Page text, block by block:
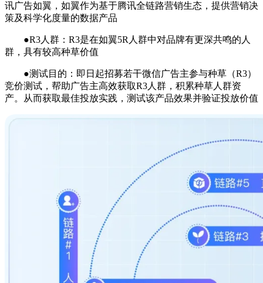
讯广告如翼，如翼作为基于腾讯全链路营销生态，提供营销决
策及科学化度量的数据产品
●R3人群：R3是在如翼5R人群中对品牌有更深共鸣的人
群，具有较高种草价值
●测试目的：即日起招募若干微信广告主参与种草（R3）
竞价测试，帮助广告主高效获取R3人群，积累种草人群资
产。从而获取最佳投放实践，测试该产品效果并验证投放价值